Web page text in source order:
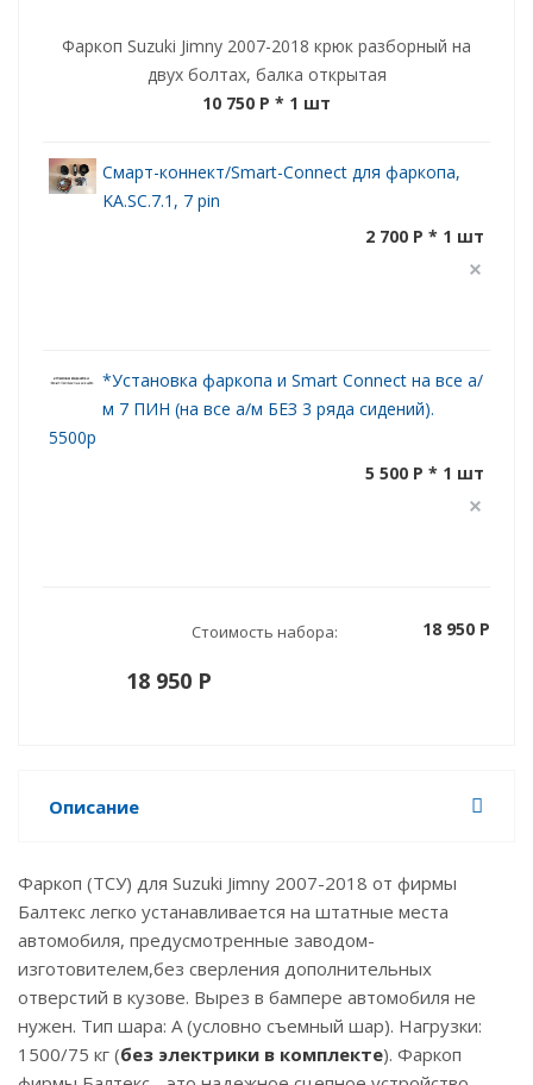
Фаркоп Suzuki Jimny 2007-2018 крюк разборный на
двух болтах, балка открытая
10 750 P * 1 шт
Смарт-коннект/Smart-Connect для фаркопа,
KA.SC.7.1, 7 pin
2 700 P * 1 шт
*Установка фаркопа и Smart Connect на все а/
м 7 ПИН (на все а/м БЕЗ 3 ряда сидений).
5500р
5 500 P * 1 шт
Стоимость набора: 18 950 P
18 950 P
Описание
Фаркоп (ТСУ) для Suzuki Jimny 2007-2018 от фирмы
Балтекс легко устанавливается на штатные места
автомобиля, предусмотренные заводом-
изготовителем,без сверления дополнительных
отверстий в кузове. Вырез в бампере автомобиля не
нужен. Тип шара: A (условно съемный шар). Нагрузки:
1500/75 кг (без электрики в комплекте). Фаркоп